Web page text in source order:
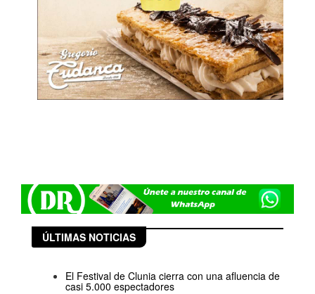
ÚLTIMAS NOTICIAS
El Festival de Clunia cierra con una afluencia de
casi 5.000 espectadores